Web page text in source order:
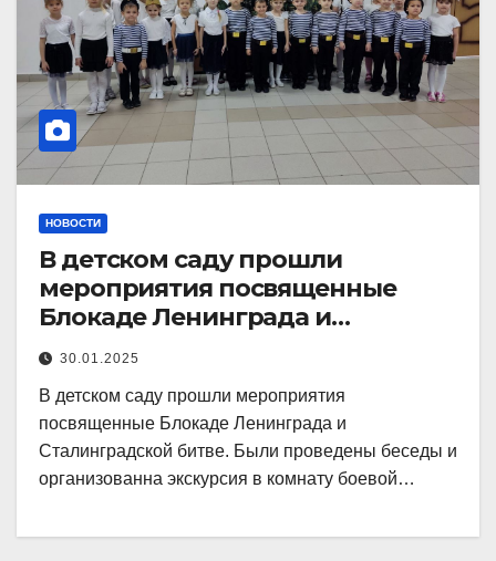
НОВОСТИ
В детском саду прошли
мероприятия посвященные
Блокаде Ленинграда и
Сталинградской битве.
30.01.2025
В детском саду прошли мероприятия
посвященные Блокаде Ленинграда и
Сталинградской битве. Были проведены беседы и
организованна экскурсия в комнату боевой…